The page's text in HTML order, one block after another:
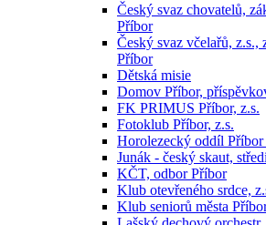
Český svaz chovatelů,
Příbor
Český svaz včelařů, z.s.,
Příbor
Dětská misie
Domov Příbor,
FK PRIMUS Příbor, z.s.
Fotoklub Příbor, z.s.
Horolezecký oddíl Příbor
Junák - český skaut,
KČT, odbor Příbor
Klub otevřeného srdce,
Klub seniorů města